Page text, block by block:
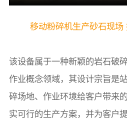
移动粉碎机生产砂石现场
该设备属于一种新颖的岩石破
作业概念领域，其设计宗旨是
碎场地、作业环境给客户带来
实可行的生产方案，并为客户